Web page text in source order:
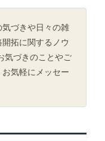
づきや日々の雑
拓に関するノウ
気づきのことやご
気軽にメッセー